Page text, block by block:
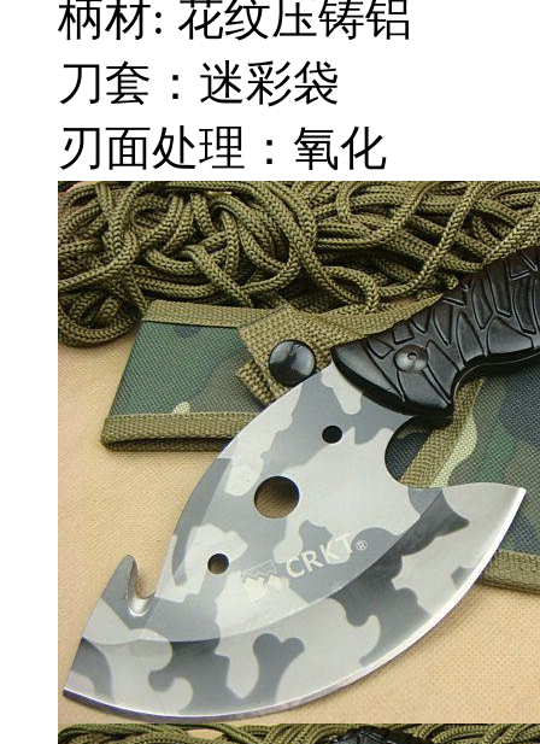
柄材: 花纹压铸铝
刀套：迷彩袋
刃面处理：氧化